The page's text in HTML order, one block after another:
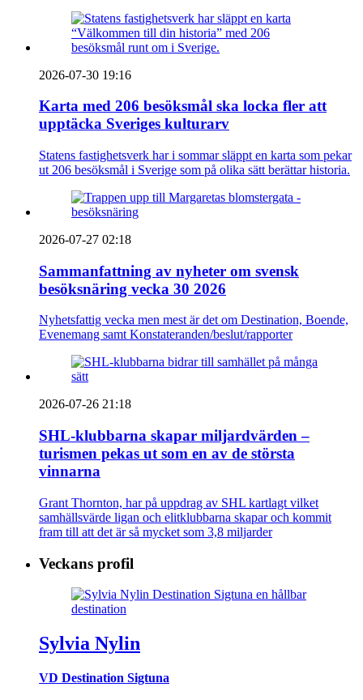
2026-07-30 19:16
Karta med 206 besöksmål ska locka fler att
upptäcka Sveriges kulturarv
Statens fastighetsverk har i sommar släppt en karta som pekar
ut 206 besöksmål i Sverige som på olika sätt berättar historia.
2026-07-27 02:18
Sammanfattning av nyheter om svensk
besöksnäring vecka 30 2026
Nyhetsfattig vecka men mest är det om Destination, Boende,
Evenemang samt Konstateranden/beslut/rapporter
2026-07-26 21:18
SHL-klubbarna skapar miljardvärden –
turismen pekas ut som en av de största
vinnarna
Grant Thornton, har på uppdrag av SHL kartlagt vilket
samhällsvärde ligan och elitklubbarna skapar och kommit
fram till att det är så mycket som 3,8 miljarder
Veckans profil
Sylvia Nylin
VD Destination Sigtuna